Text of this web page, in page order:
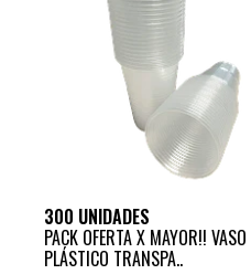
300 UNIDADES
PACK OFERTA X MAYOR!! VASO
PLÁSTICO TRANSPA..